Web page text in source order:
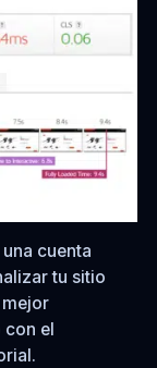
cuenta
tu sitio
con el